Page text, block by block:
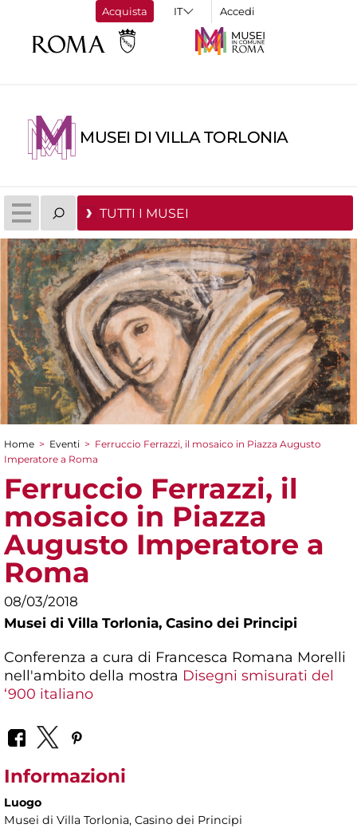
Acquista Accedi
MUSEI DI VILLA TORLONIA
TUTTI I MUSEI
Tu sei qui
Home > Eventi > Ferruccio Ferrazzi, il mosaico in Piazza Augusto
Imperatore a Roma
Ferruccio Ferrazzi, il
mosaico in Piazza
Augusto Imperatore a
Roma
08/03/2018
Musei di Villa Torlonia, Casino dei Principi
Conferenza a cura di Francesca Romana Morelli
nell'ambito della mostra Disegni smisurati del
‘900 italiano
Informazioni
Luogo
Musei di Villa Torlonia, Casino dei Principi